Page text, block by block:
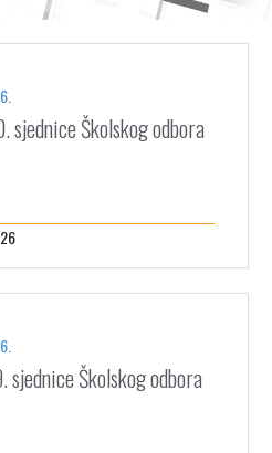
sjednice Školskog odbora
sjednice Školskog odbora